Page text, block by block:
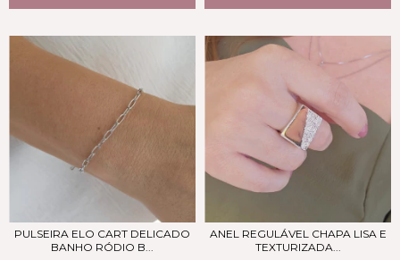
PULSEIRA ELO CART DELICADO
BANHO RÓDIO B...
ANEL REGULÁVEL CHAPA LISA E
TEXTURIZADA...